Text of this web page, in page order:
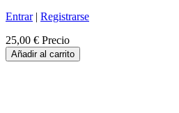
Entrar| Registrarse
25,00 € Precio
Añadir al carrito